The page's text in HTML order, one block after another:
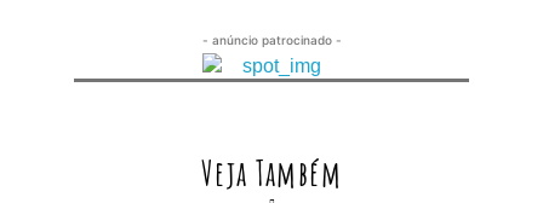
- anúncio patrocinado -
Veja Também